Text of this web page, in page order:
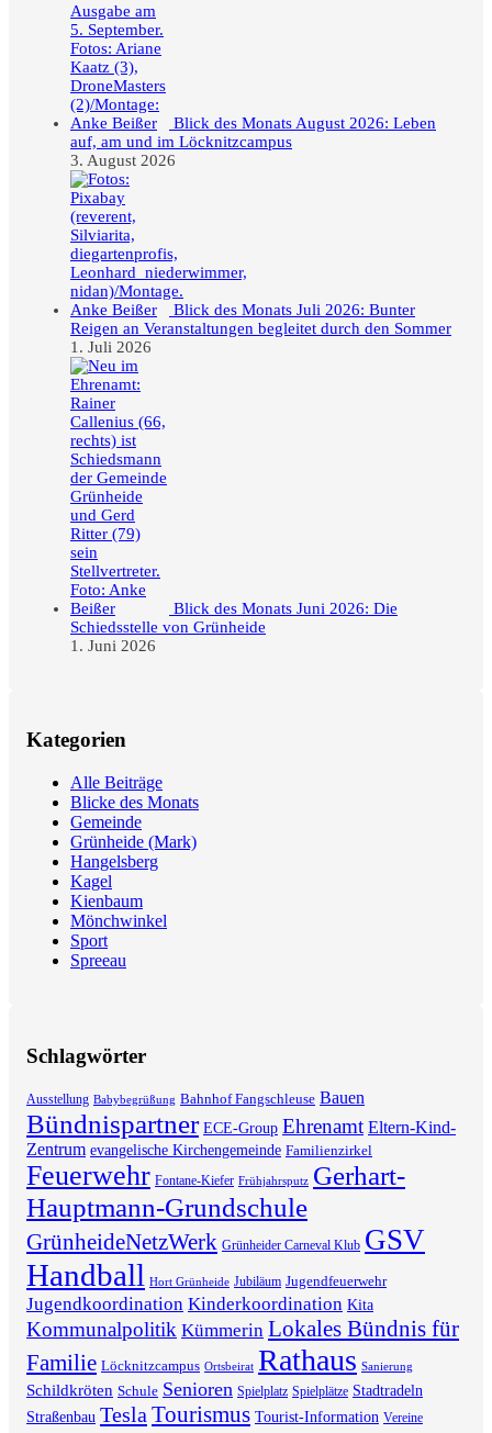
Blick des Monats August 2026: Leben
auf, am und im Löcknitzcampus
3. August 2026
Blick des Monats Juli 2026: Bunter
Reigen an Veranstaltungen begleitet durch den Sommer
1. Juli 2026
Blick des Monats Juni 2026: Die
Schiedsstelle von Grünheide
1. Juni 2026
Kategorien
Alle Beiträge
Blicke des Monats
Gemeinde
Grünheide (Mark)
Hangelsberg
Kagel
Kienbaum
Mönchwinkel
Sport
Spreeau
Schlagwörter
Ausstellung Babybegrüßung Bahnhof Fangschleuse Bauen
Bündnispartner ECE-Group Ehrenamt Eltern-Kind-
Zentrum evangelische Kirchengemeinde Familienzirkel
Feuerwehr Fontane-Kiefer Frühjahrsputz Gerhart-
Hauptmann-Grundschule
GrünheideNetzWerk Grünheider Carneval Klub GSV
Handball Hort Grünheide Jubiläum Jugendfeuerwehr
Jugendkoordination Kinderkoordination Kita
Kommunalpolitik Kümmerin Lokales Bündnis für
Familie Löcknitzcampus Ortsbeirat Rathaus Sanierung
Schildkröten Schule Senioren Spielplatz Spielplätze Stadtradeln
Straßenbau TeslaTourismus Tourist-Information Vereine